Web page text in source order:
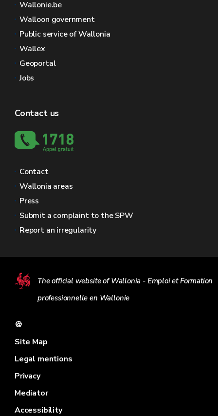
Wallonie.be
Walloon government
Public service of Wallonia
Wallex
Geoportal
Jobs
Contact us
Contact
Wallonia areas
Press
Submit a complaint to the SPW
Report an irregularity
The official website of Wallonia - Emploi et Formation
professionnelle en Wallonie
🍪
Site Map
Legal mentions
Privacy
Mediator
Accessibility